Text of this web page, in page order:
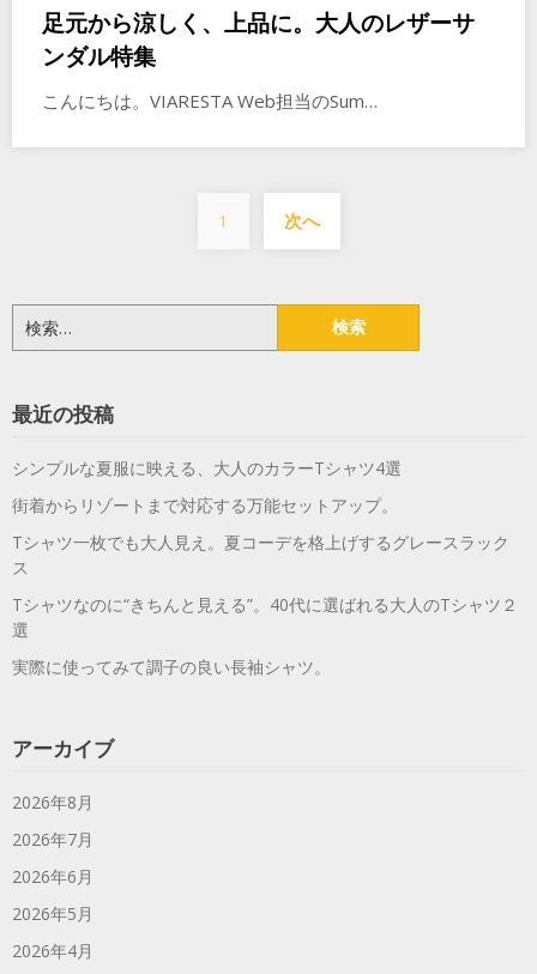
足元から涼しく、上品に。大人のレザーサ
ンダル特集
こんにちは。VIARESTA Web担当のSum…
投
稿
ペ
ー
り
1 次へ
索:
最近の投稿
シンプルな夏服に映える、大人のカラーTシャツ4選
街着からリゾートまで対応する万能セットアップ。
Tシャツ一枚でも大人見え。夏コーデを格上げするグレースラック
ス
Tシャツなのに“きちんと見える”。40代に選ばれる大人のTシャツ２
選
実際に使ってみて調子の良い長袖シャツ。
アーカイブ
2026年8月
2026年7月
2026年6月
2026年5月
2026年4月